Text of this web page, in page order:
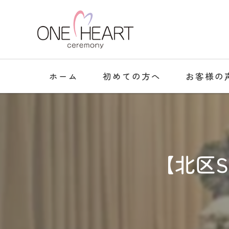
ホーム 初めての方へ お客様の
【北